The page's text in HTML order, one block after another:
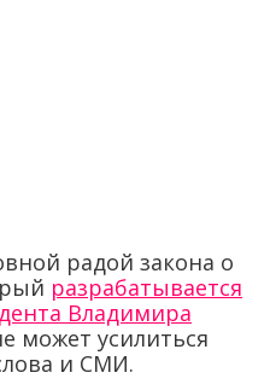
радой закона о
разрабатывается
Владимира
может усилиться
и СМИ.